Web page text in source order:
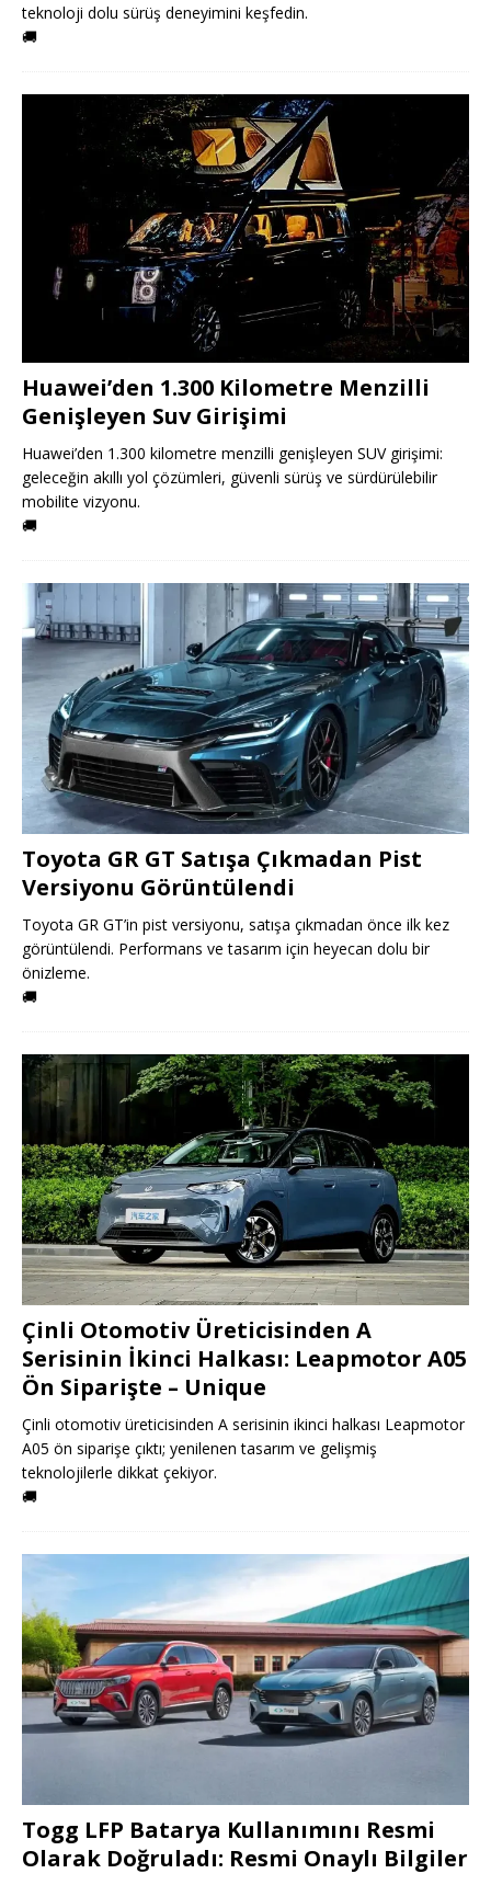
teknoloji dolu sürüş deneyimini keşfedin.
🚚
Huawei’den 1.300 Kilometre Menzilli
Genişleyen Suv Girişimi
Huawei’den 1.300 kilometre menzilli genişleyen SUV girişimi:
geleceğin akıllı yol çözümleri, güvenli sürüş ve sürdürülebilir
mobilite vizyonu.
🚚
Toyota GR GT Satışa Çıkmadan Pist
Versiyonu Görüntülendi
Toyota GR GT’in pist versiyonu, satışa çıkmadan önce ilk kez
görüntülendi. Performans ve tasarım için heyecan dolu bir
önizleme.
🚚
Çinli Otomotiv Üreticisinden A
Serisinin İkinci Halkası: Leapmotor A05
Ön Siparişte – Unique
Çinli otomotiv üreticisinden A serisinin ikinci halkası Leapmotor
A05 ön siparişe çıktı; yenilenen tasarım ve gelişmiş
teknolojilerle dikkat çekiyor.
🚚
Togg LFP Batarya Kullanımını Resmi
Olarak Doğruladı: Resmi Onaylı Bilgiler